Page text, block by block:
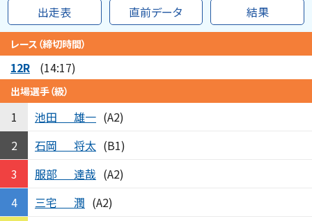
出走表 直前データ 結果
レース（締切時間）
12R (14:17)
出場選手（級）
1 池田 雄一 (A2)
2
石岡 将太 (B1)
3
服部 達哉 (A2)
4
三宅 潤 (A2)